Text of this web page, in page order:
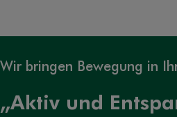
Wir bringen Bewegung in
„Aktiv und